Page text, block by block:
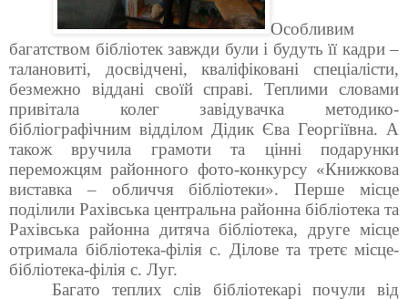
Особливим
багатством бібліотек завжди були і будуть її кадри –
талановиті, досвідчені, кваліфіковані спеціалісти,
безмежно віддані своїй справі. Теплими словами
привітала колег завідувачка методико-
бібліографічним відділом Дідик Єва Георгіївна. А
також вручила грамоти та цінні подарунки
переможцям районного фото-конкурсу «Книжкова
виставка – обличчя бібліотеки». Перше місце
поділили Рахівська центральна районна бібліотека та
Рахівська районна дитяча бібліотека, друге місце
отримала бібліотека-філія с. Ділове та третє місце-
бібліотека-філія с. Луг.
Багато теплих слів бібліотекарі почули від